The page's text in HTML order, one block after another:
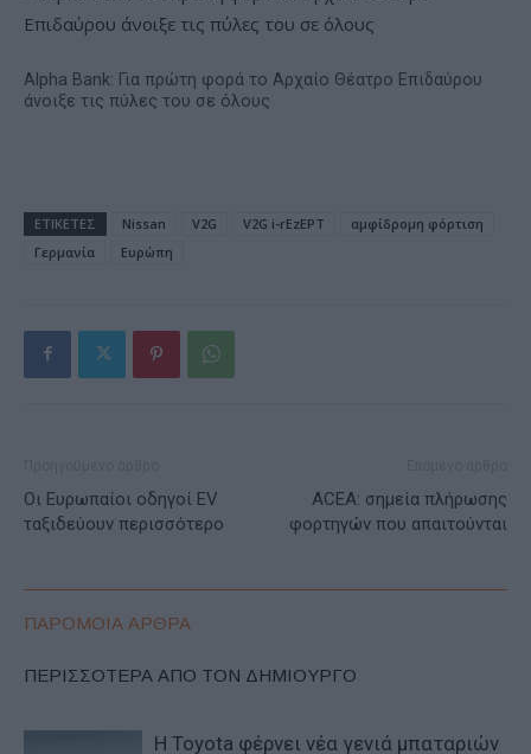
Alpha Bank: Για πρώτη φορά το Αρχαίο Θέατρο Επιδαύρου
άνοιξε τις πύλες του σε όλους
ΕΤΙΚΕΤΕΣ Nissan V2G V2G i-rEzEPT
αμφίδρομη φόρτιση
Γερμανία
Ευρώπη
Οι Ευρωπαίοι οδηγοί EV
ταξιδεύουν περισσότερο
ACEA: σημεία πλήρωσης
φορτηγών που απαιτούνται
ΠΑΡΟΜΟΙΑ ΑΡΘΡΑ
ΠΕΡΙΣΣΟΤΕΡΑ ΑΠΟ ΤΟΝ ΔΗΜΙΟΥΡΓΟ
Η Toyota φέρνει νέα γενιά μπαταριών